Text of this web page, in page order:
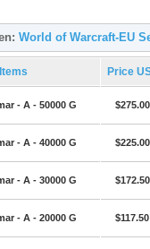
World of Warcraft-EU
Items Price
- A - 50000 G $275.00
- A - 40000 G $225.00
- A - 30000 G $172.50
- A - 20000 G $117.50